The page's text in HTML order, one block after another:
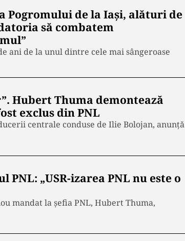
Pogromului de la Iași, alături de
să combatem
ani de la unul dintre cele mai sângeroase
Hubert Thuma demontează
exclus din PNL
centrale conduse de Ilie Bolojan, anunță
„USR-izarea PNL nu este o
mandat la șefia PNL, Hubert Thuma,